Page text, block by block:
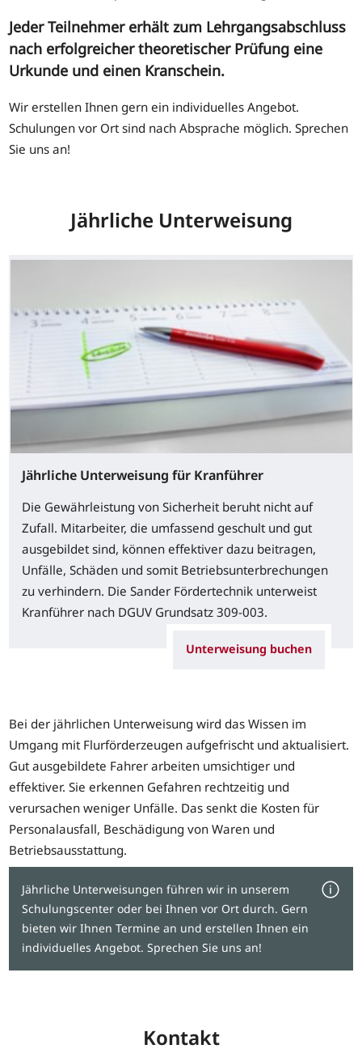
Jeder Teilnehmer erhält zum Lehrgangsabschluss
nach erfolgreicher theoretischer Prüfung eine
Urkunde und einen Kranschein.
Wir erstellen Ihnen gern ein individuelles Angebot.
Schulungen vor Ort sind nach Absprache möglich. Sprechen
Sie uns an!
Jährliche Unterweisung
Jährliche Unterweisung für Kranführer
Die Gewährleistung von Sicherheit beruht nicht auf
Zufall. Mitarbeiter, die umfassend geschult und gut
ausgebildet sind, können effektiver dazu beitragen,
Unfälle, Schäden und somit Betriebsunterbrechungen
zu verhindern. Die Sander Fördertechnik unterweist
Kranführer nach DGUV Grundsatz 309-003.
Unterweisung buchen
Bei der jährlichen Unterweisung wird das Wissen im
Umgang mit Flurförderzeugen aufgefrischt und aktualisiert.
Gut ausgebildete Fahrer arbeiten umsichtiger und
effektiver. Sie erkennen Gefahren rechtzeitig und
verursachen weniger Unfälle. Das senkt die Kosten für
Personalausfall, Beschädigung von Waren und
Betriebsausstattung.
Jährliche Unterweisungen führen wir in unserem
Schulungscenter oder bei Ihnen vor Ort durch. Gern
bieten wir Ihnen Termine an und erstellen Ihnen ein
individuelles Angebot. Sprechen Sie uns an!
Kontakt